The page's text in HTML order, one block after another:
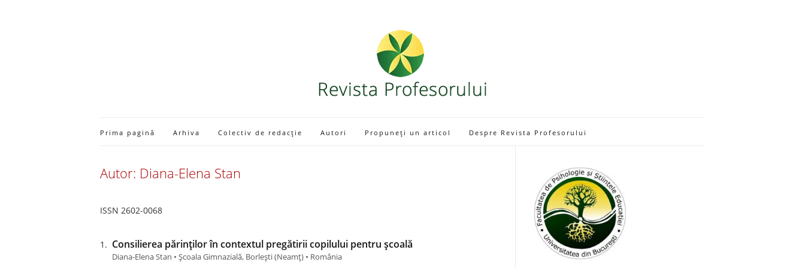
Prima pagină Arhiva Colectiv de redacție Autori Propuneți un articol Despre Revista Profesorului
Autor: Diana-Elena Stan
ISSN 2602-0068
Consilierea părinților în contextul pregătirii copilului pentru școală
Diana-Elena Stan • Școala Gimnazială, Borlești (Neamţ) • România